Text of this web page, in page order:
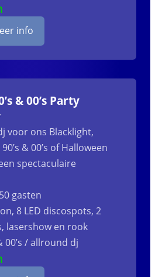
info
& 00’s Party
voor ons Blacklight,
& 00’s of Halloween
spectaculaire
gasten
8 LED discospots, 2
lasershow en rook
00’s / allround dj